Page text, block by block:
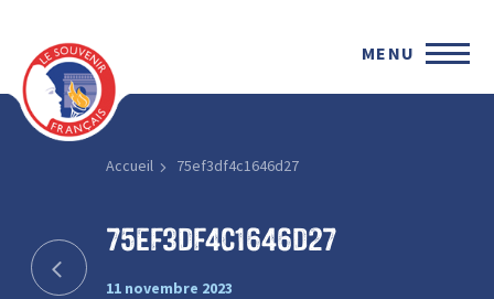
MENU
Accueil 75ef3df4c1646d27
75ef3df4c1646d27
11 novembre 2023